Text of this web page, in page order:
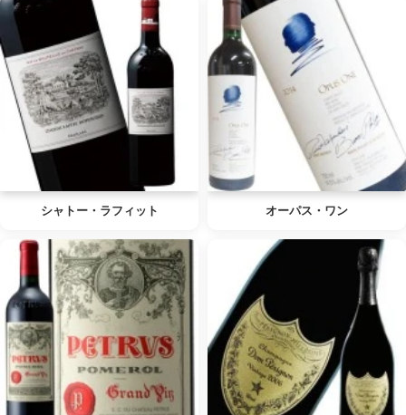
シャトー・ラフィット オーパス・ワン